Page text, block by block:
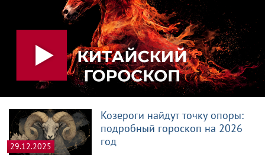
29.12.2025
Козероги найдут точку опоры:
подробный гороскоп на 2026
год